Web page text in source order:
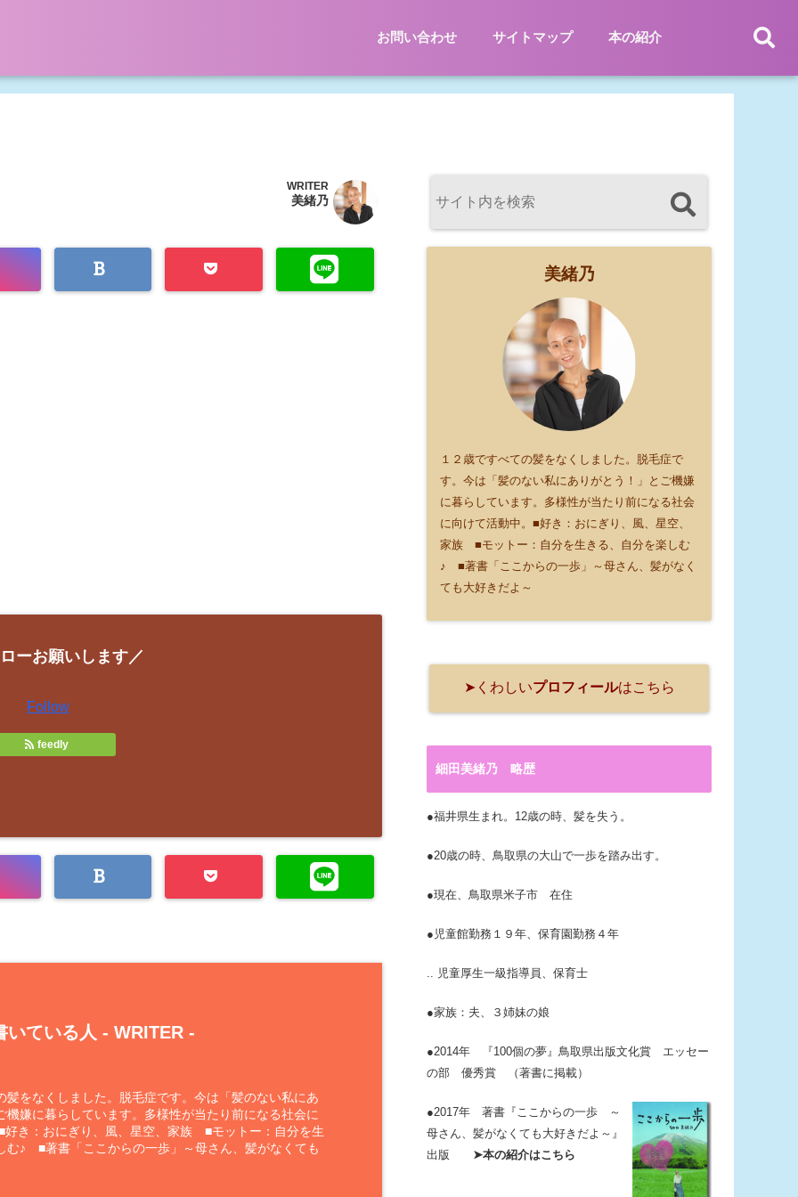
お問い合わせ サイトマップ 本の紹介
WRITER
美緒乃
ーお願いします／
Follow
feedly
いている人 - WRITER -
髪をなくしました。脱毛症です。今は「髪のない私にあ
機嫌に暮らしています。多様性が当たり前になる社会に
好き：おにぎり、風、星空、家族 ■モットー：自分を生
む♪ ■著書「ここからの一歩」～母さん、髪がなくても
美緒乃
１２歳ですべての髪をなくしました。脱毛症で
す。今は「髪のない私にありがとう！」とご機嫌
に暮らしています。多様性が当たり前になる社会
に向けて活動中。■好き：おにぎり、風、星空、
家族 ■モットー：自分を生きる、自分を楽しむ
♪ ■著書「ここからの一歩」～母さん、髪がなく
ても大好きだよ～
➤くわしいプロフィールはこちら
細田美緒乃 略歴
●福井県生まれ。12歳の時、髪を失う。
●20歳の時、鳥取県の大山で一歩を踏み出す。
●現在、鳥取県米子市 在住
●児童館勤務１９年、保育園勤務４年
.. 児童厚生一級指導員、保育士
●家族：夫、３姉妹の娘
●2014年 『100個の夢』鳥取県出版文化賞 エッセー
の部 優秀賞 （著書に掲載）
●2017年 著書『ここからの一歩 ～
母さん、髪がなくても大好きだよ～』
出版 ➤本の紹介はこちら